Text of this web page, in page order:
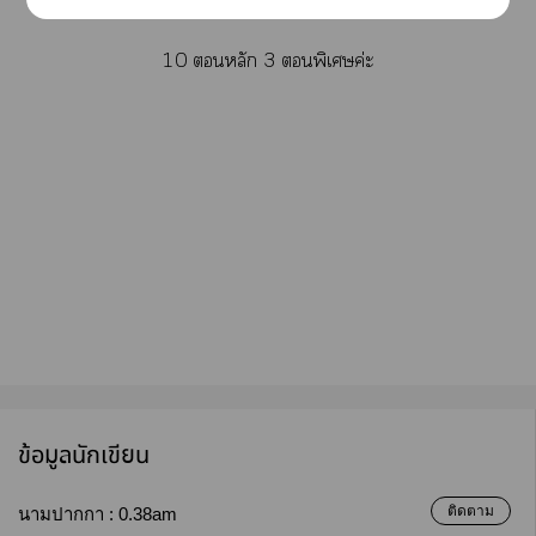
10 หลัก 3 พิเศษค่ะ
ข้อมูลนักเขียน
นามปากกา : 0.38am ติดตาม